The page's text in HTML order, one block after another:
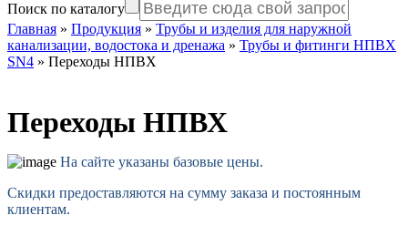
Поиск по каталогу
Главная » Продукция » Трубы и изделия для наружной
канализации, водостока и дренажа » Трубы и фитинги НПВХ
SN4 » Переходы НПВХ
Переходы НПВХ
На сайте указаны базовые цены.
Скидки предоставляются на сумму заказа и постоянным
клиентам.